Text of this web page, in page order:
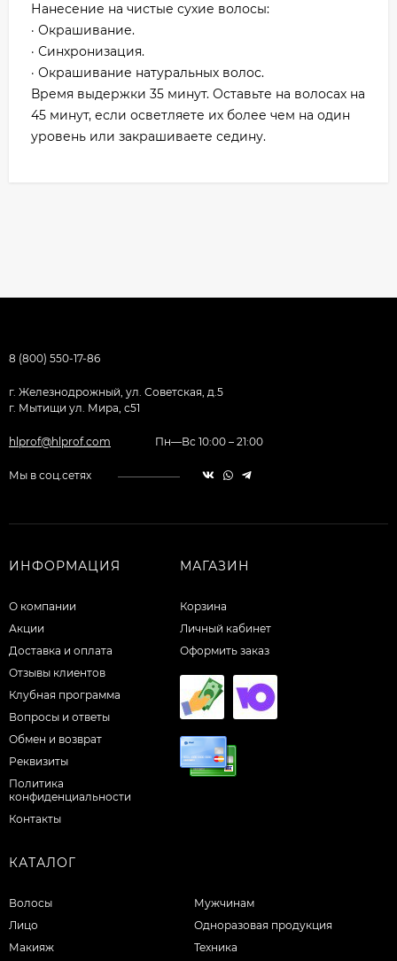
Нанесение на чистые сухие волосы:
· Окрашивание.
· Синхронизация.
· Окрашивание натуральных волос.
Время выдержки 35 минут. Оставьте на волосах на
45 минут, если осветляете их более чем на один
уровень или закрашиваете седину.
8 (800) 550-17-86
г. Железнодрожный, ул. Советская, д.5
г. Мытищи ул. Мира, с51
hlprof@hlprof.com Пн—Вс 10:00 – 21:00
Мы в соц.сетях
ИНФОРМАЦИЯ
О компании
Акции
Доставка и оплата
Отзывы клиентов
Клубная программа
Вопросы и ответы
Обмен и возврат
Реквизиты
Политика
конфиденциальности
Контакты
МАГАЗИН
Корзина
Личный кабинет
Оформить заказ
КАТАЛОГ
Волосы
Лицо
Макияж
Мужчинам
Одноразовая продукция
Техника